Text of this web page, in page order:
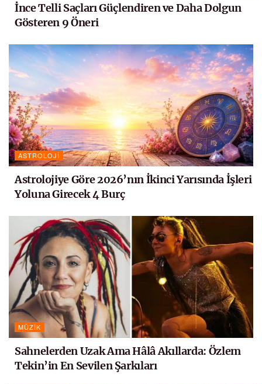
İnce Telli Saçları Güçlendiren ve Daha Dolgun
Gösteren 9 Öneri
ASTROLOJI
Astrolojiye Göre 2026’nın İkinci Yarısında İşleri
Yoluna Girecek 4 Burç
MÜZIK
Sahnelerden Uzak Ama Hâlâ Akıllarda: Özlem
Tekin’in En Sevilen Şarkıları